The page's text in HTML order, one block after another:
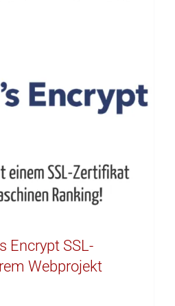
Encrypt SSL-
Webprojekt